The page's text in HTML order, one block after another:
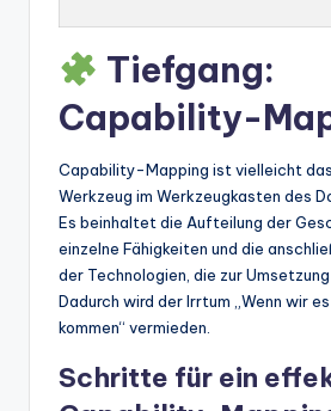
Tiefgang:
Capability-
Capability-Mapping ist vielleicht
Werkzeug im Werkzeugkasten des
Es beinhaltet die Aufteilung der
einzelne Fähigkeiten und die
der Technologien, die zur
Dadurch wird der Irrtum „Wenn wir
kommen“ vermieden.
Schritte für ein